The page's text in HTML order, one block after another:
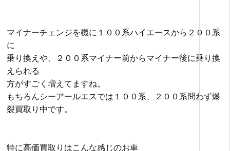
マイナーチェンジを機に１００系ハイエースから２００系
に
乗り換えや、２００系マイナー前からマイナー後に乗り換
えられる
方がすごく増えてますね。
もちろんシーアールエスでは１００系、２００系問わず爆
裂買取り中です。
特に高価買取りはこんな感じのお車